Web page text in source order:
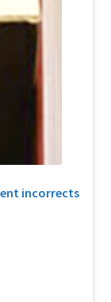
incorrects